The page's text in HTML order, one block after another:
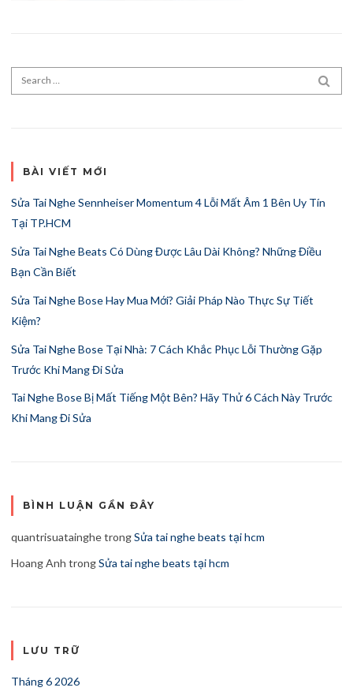
Search for:
BÀI VIẾT MỚI
Sửa Tai Nghe Sennheiser Momentum 4 Lỗi Mất Âm 1 Bên Uy Tín
Tại TP.HCM
Sửa Tai Nghe Beats Có Dùng Được Lâu Dài Không? Những Điều
Bạn Cần Biết
Sửa Tai Nghe Bose Hay Mua Mới? Giải Pháp Nào Thực Sự Tiết
Kiệm?
Sửa Tai Nghe Bose Tại Nhà: 7 Cách Khắc Phục Lỗi Thường Gặp
Trước Khi Mang Đi Sửa
Tai Nghe Bose Bị Mất Tiếng Một Bên? Hãy Thử 6 Cách Này Trước
Khi Mang Đi Sửa
BÌNH LUẬN GẦN ĐÂY
quantrisuatainghetrongSửa tai nghe beats tại hcm
Hoang Anh trongSửa tai nghe beats tại hcm
LƯU TRỮ
Tháng 6 2026